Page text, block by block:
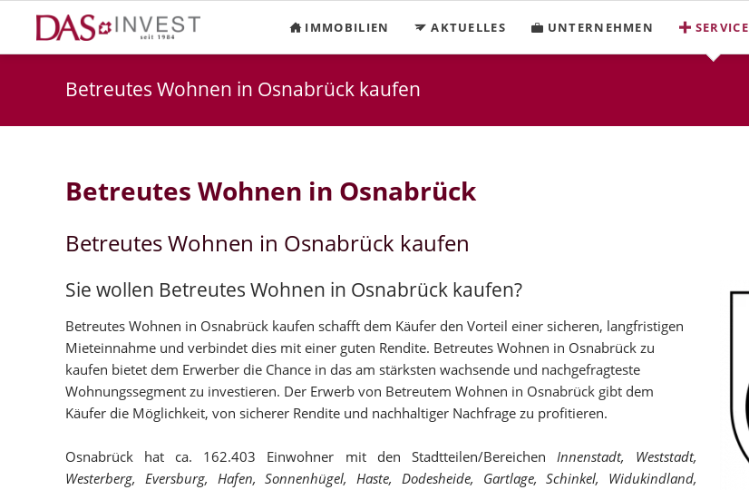
IMMOBILIEN AKTUELLES UNTERNEHMEN SERVICE
Betreutes Wohnen in Osnabrück kaufen
Betreutes Wohnen in Osnabrück
Betreutes Wohnen in Osnabrück kaufen
Sie wollen Betreutes Wohnen in Osnabrück kaufen?
Betreutes Wohnen in Osnabrück kaufen schafft dem Käufer den Vorteil einer sicheren, langfristigen
Mieteinnahme und verbindet dies mit einer guten Rendite. Betreutes Wohnen in Osnabrück zu
kaufen bietet dem Erwerber die Chance in das am stärksten wachsende und nachgefragteste
Wohnungssegment zu investieren. Der Erwerb von Betreutem Wohnen in Osnabrück gibt dem
Käufer die Möglichkeit, von sicherer Rendite und nachhaltiger Nachfrage zu profitieren.
Osnabrück hat ca. 162.403 Einwohner mit den Stadtteilen/Bereichen Innenstadt, Weststadt,
Westerberg, Eversburg, Hafen, Sonnenhügel, Haste, Dodesheide, Gartlage, Schinkel, Widukindland,